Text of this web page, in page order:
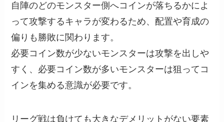
自陣のどのモンスター側へコインが落ちるかによ
って攻撃するキャラが変わるため、配置や育成の
偏りも勝敗に関わります。
必要コイン数が少ないモンスターは攻撃を出しや
すく、必要コイン数が多いモンスターは狙ってコ
インを集める意識が必要です。
リーグ戦は負けても大きなデメリットがない要素